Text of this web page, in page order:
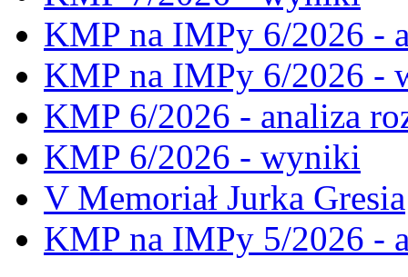
KMP na IMPy 6/2026 -
KMP na IMPy 6/2026 -
KMP 6/2026 - analiza
KMP 6/2026 - wyniki
V Memoriał Jurka Gresia
KMP na IMPy 5/2026 -